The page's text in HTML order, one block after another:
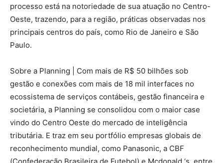
processo está na notoriedade de sua atuação no Centro-
Oeste, trazendo, para a região, práticas observadas nos
principais centros do país, como Rio de Janeiro e São
Paulo.
Sobre a Planning | Com mais de R$ 50 bilhões sob
gestão e conexões com mais de 18 mil interfaces no
ecossistema de serviços contábeis, gestão financeira e
societária, a Planning se consolidou com o maior case
vindo do Centro Oeste do mercado de inteligência
tributária. E traz em seu portfólio empresas globais de
reconhecimento mundial, como Panasonic, a CBF